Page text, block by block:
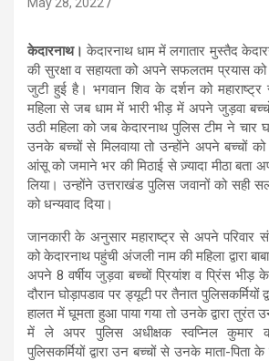
केदारनाथ। केदारनाथ धाम में लगातार मुस्तैद
की सुरक्षा व सहायता को अपने सफलतम प्रयास
जुटी हुई है। भगवान शिव के दर्शन को महाराष्ट्र
महिला से जब धाम में भारी भीड़ में अपने जुड़वा
उठी महिला को जब केदारनाथ पुलिस टीम ने चार
उनके बच्चों से मिलवाया तो उन्होंने अपने बच्चों
आंसू को जमाने भर की मिठाई से ज़्यादा मीठा बता
लिया। उन्होंने उत्तराखंड पुलिस जवानों को सही
को धन्यवाद दिया।
जानकारी के अनुसार महाराष्ट्र से अपने परिवार
को केदारनाथ पहुंची अंजली नाम की महिला द्वारा
अपने 8 वर्षीय जुड़वा बच्चों प्रियांश व प्रिंस
दौरान घोड़ापडाव पर ड्यूटी पर तैनात पुलिसकर्मियों
हालत में घूमता हुआ पाया गया तो उनके द्वारा तुरंत
में ले अपर पुलिस अधीक्षक स्वप्निल कुमार
पुलिसकर्मियों द्वारा उन बच्चों से उनके माता-